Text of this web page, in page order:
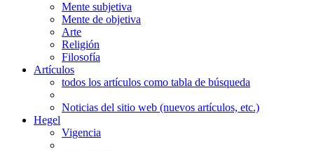
Mente subjetiva
Mente de objetiva
Arte
Religión
Filosofía
Artículos
todos los artículos como tabla de búsqueda
Noticias del sitio web (nuevos artículos, etc.)
Hegel
Vigencia